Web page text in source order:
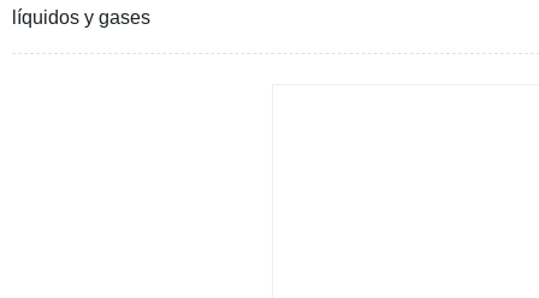
líquidos y gases